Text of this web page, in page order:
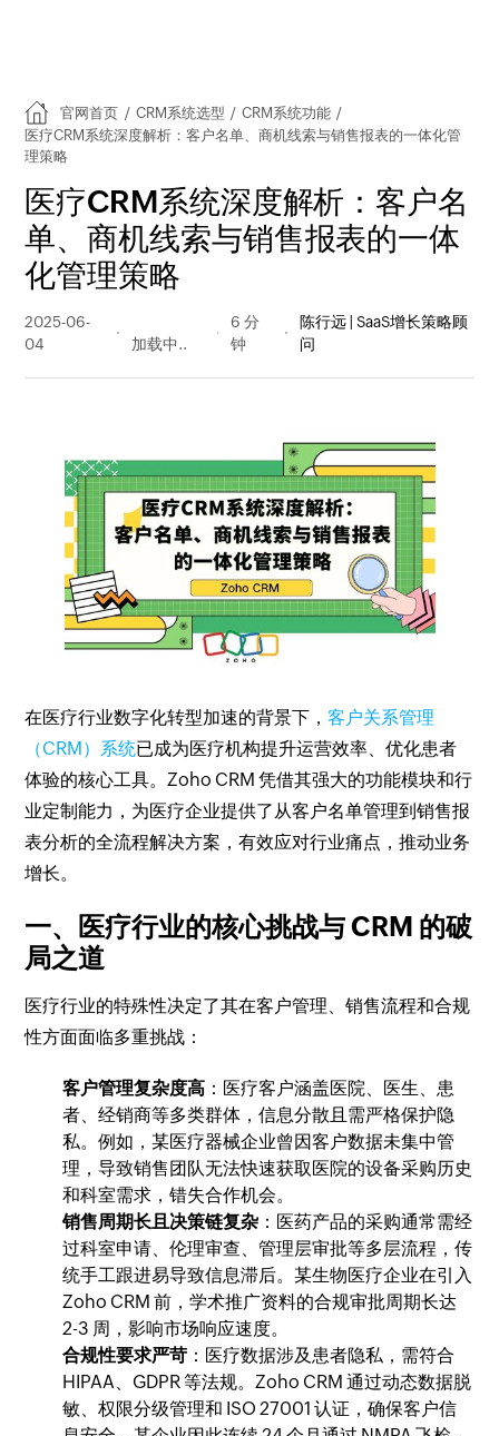
官网首页 / CRM系统选型 / CRM系统功能 /
医疗CRM系统深度解析：客户名单、商机线索与销售报表的一体化管
理策略
医疗CRM系统深度解析：客户名
单、商机线索与销售报表的一体
化管理策略
2025-06-
04
量
6 分
钟
陈行远 | SaaS增长策略顾
问
在医疗行业数字化转型加速的背景下，客户关系管理
（CRM）系统已成为医疗机构提升运营效率、优化患者
体验的核心工具。Zoho CRM 凭借其强大的功能模块和行
业定制能力，为医疗企业提供了从客户名单管理到销售报
表分析的全流程解决方案，有效应对行业痛点，推动业务
增长。
一、医疗行业的核心挑战与 CRM 的破
局之道
医疗行业的特殊性决定了其在客户管理、销售流程和合规
性方面面临多重挑战：
客户管理复杂度高 ：医疗客户涵盖医院、医生、患
者、经销商等多类群体，信息分散且需严格保护隐
私。例如，某医疗器械企业曾因客户数据未集中管
理，导致销售团队无法快速获取医院的设备采购历史
和科室需求，错失合作机会。
销售周期长且决策链复杂 ：医药产品的采购通常需经
过科室申请、伦理审查、管理层审批等多层流程，传
统手工跟进易导致信息滞后。某生物医疗企业在引入
Zoho CRM 前，学术推广资料的合规审批周期长达
2-3 周，影响市场响应速度。
合规性要求严苛 ：医疗数据涉及患者隐私，需符合
HIPAA、GDPR 等法规。Zoho CRM 通过动态数据脱
敏、权限分级管理和 ISO 27001 认证，确保客户信